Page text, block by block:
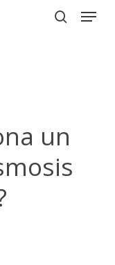
Menu
un